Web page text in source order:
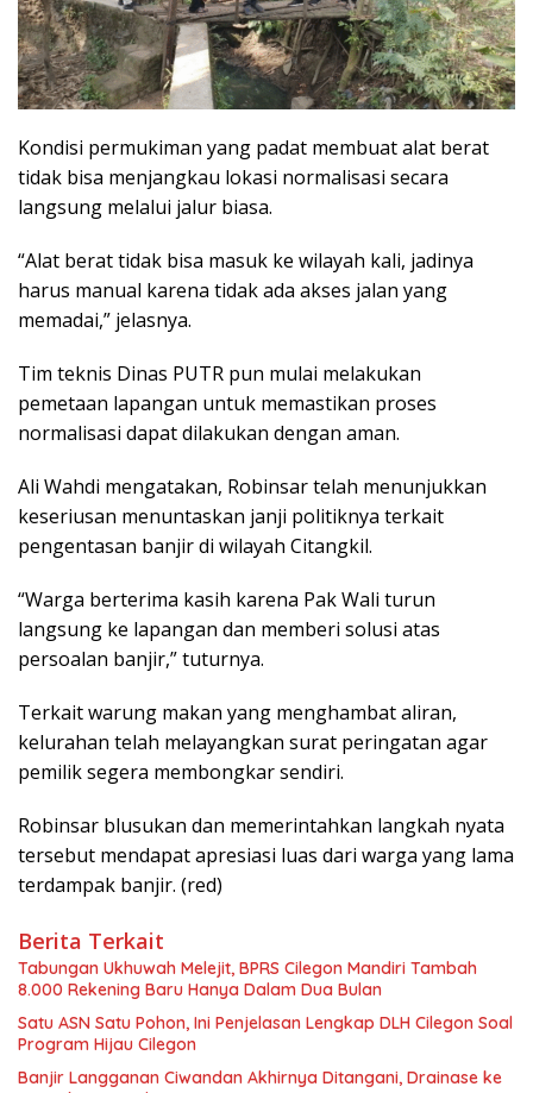
Kondisi permukiman yang padat membuat alat berat
tidak bisa menjangkau lokasi normalisasi secara
langsung melalui jalur biasa.
“Alat berat tidak bisa masuk ke wilayah kali, jadinya
harus manual karena tidak ada akses jalan yang
memadai,” jelasnya.
Tim teknis Dinas PUTR pun mulai melakukan
pemetaan lapangan untuk memastikan proses
normalisasi dapat dilakukan dengan aman.
Ali Wahdi mengatakan, Robinsar telah menunjukkan
keseriusan menuntaskan janji politiknya terkait
pengentasan banjir di wilayah Citangkil.
“Warga berterima kasih karena Pak Wali turun
langsung ke lapangan dan memberi solusi atas
persoalan banjir,” tuturnya.
Terkait warung makan yang menghambat aliran,
kelurahan telah melayangkan surat peringatan agar
pemilik segera membongkar sendiri.
Robinsar blusukan dan memerintahkan langkah nyata
tersebut mendapat apresiasi luas dari warga yang lama
terdampak banjir. (red)
Berita Terkait
Tabungan Ukhuwah Melejit, BPRS Cilegon Mandiri Tambah
8.000 Rekening Baru Hanya Dalam Dua Bulan
Satu ASN Satu Pohon, Ini Penjelasan Lengkap DLH Cilegon Soal
Program Hijau Cilegon
Banjir Langganan Ciwandan Akhirnya Ditangani, Drainase ke